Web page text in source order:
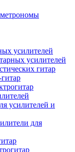
усилителей
усилителей
гитар
усилителей и
для